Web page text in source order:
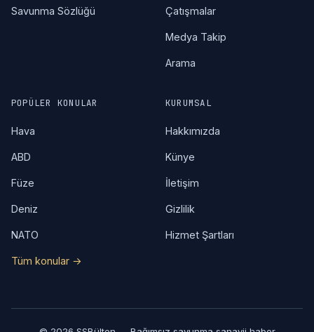
Savunma Sözlüğü Çatışmalar
Medya Takip
Arama
POPÜLER KONULAR
Hava
ABD
Füze
Deniz
NATO
Tüm konular →
KURUMSAL
Hakkımızda
Künye
İletişim
Gizlilik
Hizmet Şartları